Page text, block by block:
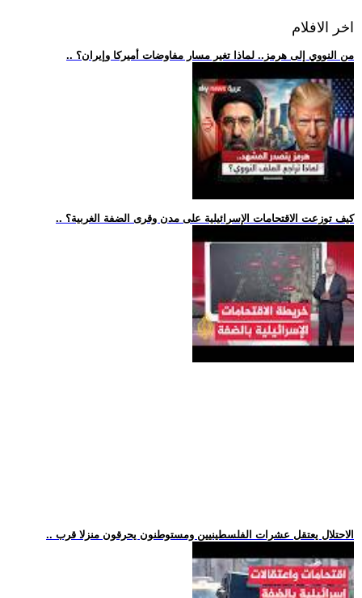
اخر الافلام
.. من النووي إلى هرمز.. لماذا تغير مسار مفاوضات أميركا وإيران؟
.. كيف توزعت الاقتحامات الإسرائيلية على مدن وقرى الضفة الغربية؟
.. الاحتلال يعتقل عشرات الفلسطينيين ومستوطنون يحرقون منزلا قرب